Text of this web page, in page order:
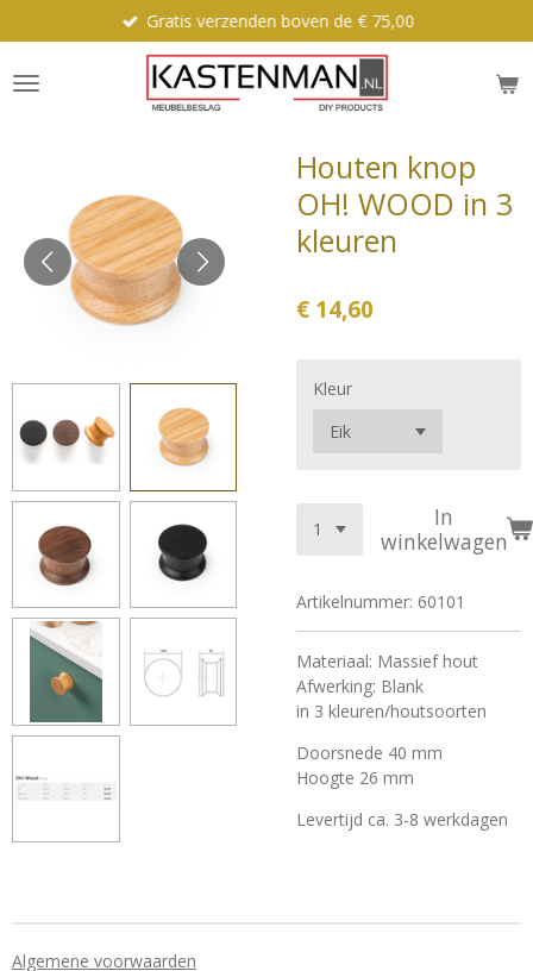
direct
naar
de
Gratis verzenden boven de € 75,00
Houten knop
OH! WOOD in 3
kleuren
€ 14,60
Kleur
In
winkelwagen
Artikelnummer: 60101
Materiaal: Massief hout
Afwerking: Blank
in 3 kleuren/houtsoorten
Doorsnede 40 mm
Hoogte 26 mm
Levertijd ca. 3-8 werkdagen
Algemene voorwaarden